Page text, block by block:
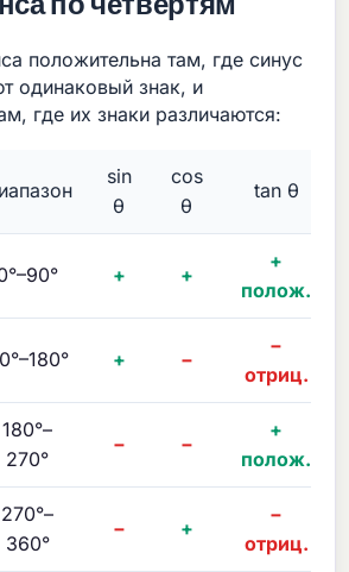
положительна там, где синус
одинаковый знак, и
где их знаки различаются:
sin
θ
cos
θ
tan θ
+ +
+
полож.
+ −
−
отриц.
180°–
270°
− −
+
полож.
270°–
360°
− +
−
отриц.